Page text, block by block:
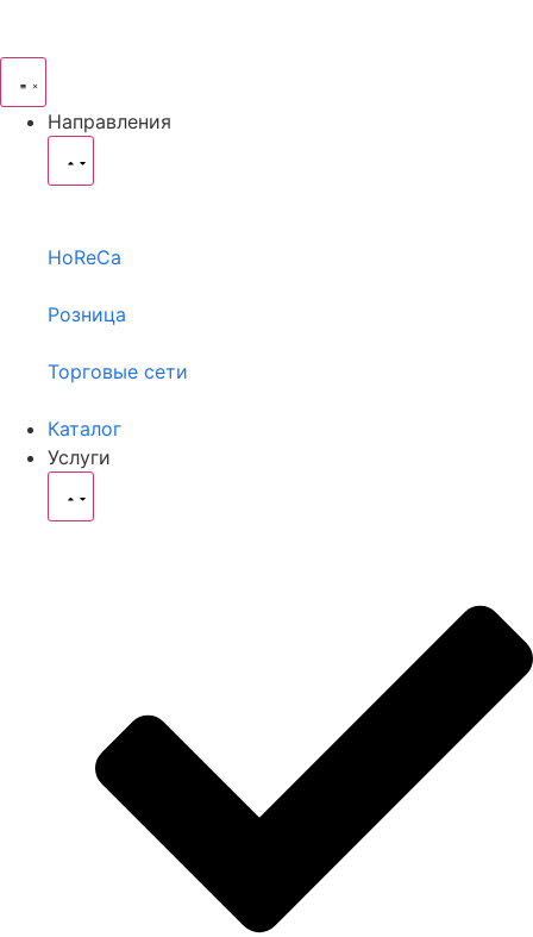
Направления
HoReCa
Розница
Торговые сети
Каталог
Услуги